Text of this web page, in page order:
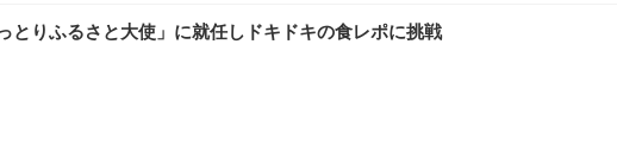
とりふるさと大使」に就任しドキドキの食レポに挑戦